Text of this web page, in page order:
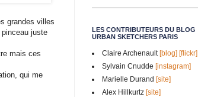
grandes villes
juste
mais ces
qui me
LES CONTRIBUTEURS DU BLOG
URBAN SKETCHERS PARIS
Claire Archenault[blog] [flickr]
Sylvain Cnudde [instagram]
Marielle Durand [site]
Alex Hillkurtz [site]